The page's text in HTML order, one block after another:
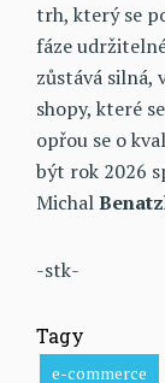
trh, který se
fáze
zůstává silná,
shopy, které
opřou se o
být rok 2026
Michal
-stk-
Tagy
e-commerce